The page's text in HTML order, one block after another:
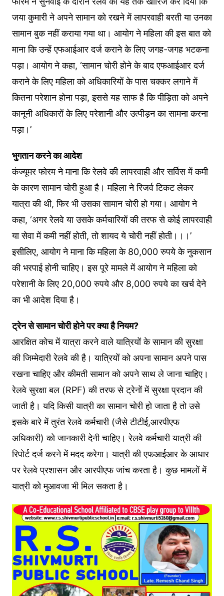
जया कुमारी ने अपने सामान को रखने में लापरवाही बरती या उनका
सामान बुक नहीं कराया गया था। आयोग ने महिला की इस बात को
माना कि उन्हें एफआईआर दर्ज कराने के ल‍िए जगह-जगह भटकना
पड़ा। आयोग ने कहा, ‘सामान चोरी होने के बाद एफआईआर दर्ज
कराने के ल‍िए महिला को अधिकारियों के पास चक्‍कर लगाने में
क‍ितना परेशान होना पड़ा, इससे यह साफ है क‍ि पीड़‍िता को अपने
कानूनी अधिकारों के लिए परेशानी और उत्पीड़न का सामना करना
पड़ा।’
भुगतान करने का आदेश
कंज्‍यूमर फोरम ने माना कि रेलवे की लापरवाही और सर्व‍िस में कमी
के कारण सामान चोरी हुआ है। महिला ने रिजर्व टिकट लेकर
यात्रा की थी, फिर भी उसका सामान चोरी हो गया। आयोग ने
कहा, ‘अगर रेलवे या उसके कर्मचारियों की तरफ से कोई लापरवाही
या सेवा में कमी नहीं होती, तो शायद ये चोरी नहीं होती।।।’
इसीलिए, आयोग ने माना कि महिला के 80,000 रुपये के नुकसान
की भरपाई होनी चाह‍िए। इस पूरे मामले में आयोग ने मह‍िला को
परेशानी के लिए 20,000 रुपये और 8,000 रुपये का खर्च देने
का भी आदेश दिया है।
ट्रेन से सामान चोरी होने पर क्‍या है न‍ियम?
आरक्ष‍ित कोच में यात्रा करने वाले यात्रियों के सामान की सुरक्षा
की ज‍िम्‍मेदारी रेलवे की है। यात्रियों को अपना सामान अपने पास
रखना चाहिए और कीमती सामान को अपने साथ ले जाना चाहिए।
रेलवे सुरक्षा बल (RPF) की तरफ से ट्रेनों में सुरक्षा प्रदान की
जाती है। यदि क‍िसी यात्री का सामान चोरी हो जाता है तो उसे
इसके बारे में तुरंत रेलवे कर्मचारी (जैसे टीटीई,आरपीएफ
अधिकारी) को जानकारी देनी चाह‍िए। रेलवे कर्मचारी यात्री की
रिपोर्ट दर्ज करने में मदद करेगा। यात्री की एफआईआर के आधार
पर रेलवे प्रशासन और आरपीएफ जांच करता है। कुछ मामलों में
यात्री को मुआवजा भी म‍िल सकता है।